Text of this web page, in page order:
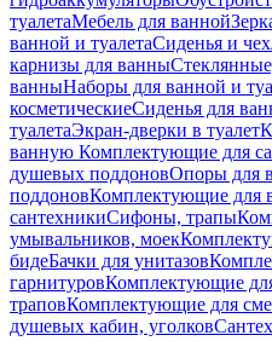
туалетаМебель для ванной
ванной и туалетаСиденья и
карнизы для ванны
ванныНаборы для ванной и
косметическиеСиденья для
туалетаЭкран-дверки в туалет
ванную Комплектующие для
душевых поддоновОпоры для
поддоновКомплектующие для
сантехникиСифоны, трапы
умывальников, моек
бидеБачки для унитазов
гарнитуровКомплектующие
траповКомплектующие для
душевых кабин, уголков